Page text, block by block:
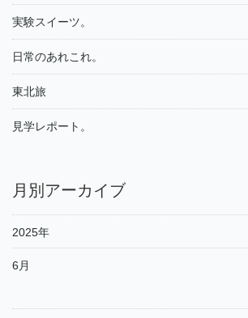
実験スイーツ。
日常のあれこれ。
東北旅
見学レポート。
月別アーカイブ
2025年
6月